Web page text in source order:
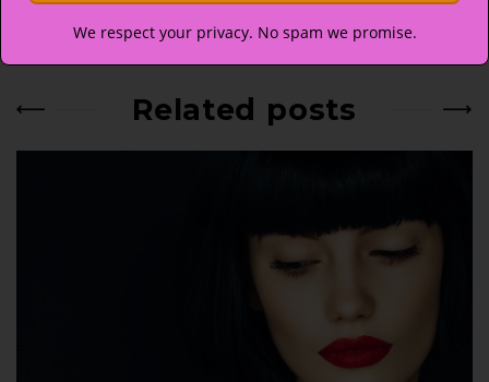
PREV NEXT
Related posts
We respect your privacy. No spam we promise.